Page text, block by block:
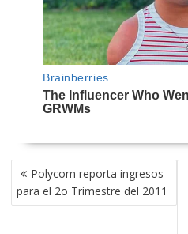
NAVEGACIÓN
DE
ENTRADAS
Polycom reporta ingresos
para el 2o Trimestre del 2011